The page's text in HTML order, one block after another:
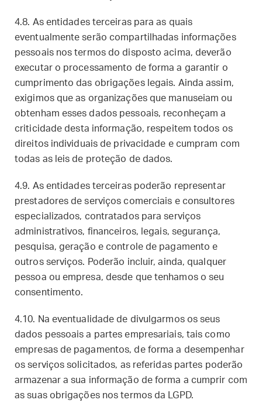
4.8. As entidades terceiras para as quais
eventualmente serão compartilhadas informações
pessoais nos termos do disposto acima, deverão
executar o processamento de forma a garantir o
cumprimento das obrigações legais. Ainda assim,
exigimos que as organizações que manuseiam ou
obtenham esses dados pessoais, reconheçam a
criticidade desta informação, respeitem todos os
direitos individuais de privacidade e cumpram com
todas as leis de proteção de dados.
4.9. As entidades terceiras poderão representar
prestadores de serviços comerciais e consultores
especializados, contratados para serviços
administrativos, financeiros, legais, segurança,
pesquisa, geração e controle de pagamento e
outros serviços. Poderão incluir, ainda, qualquer
pessoa ou empresa, desde que tenhamos o seu
consentimento.
4.10. Na eventualidade de divulgarmos os seus
dados pessoais a partes empresariais, tais como
empresas de pagamentos, de forma a desempenhar
os serviços solicitados, as referidas partes poderão
armazenar a sua informação de forma a cumprir com
as suas obrigações nos termos da LGPD.